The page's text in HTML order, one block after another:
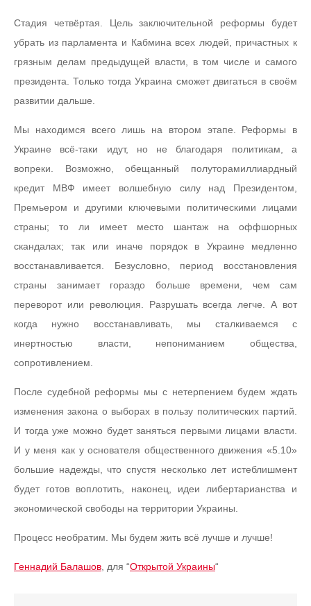
Стадия четвёртая. Цель заключительной реформы будет
убрать из парламента и Кабмина всех людей, причастных к
грязным делам предыдущей власти, в том числе и самого
президента. Только тогда Украина сможет двигаться в своём
развитии дальше.
Мы находимся всего лишь на втором этапе. Реформы в
Украине всё-таки идут, но не благодаря политикам, а
вопреки. Возможно, обещанный полуторамиллиардный
кредит МВФ имеет волшебную силу над Президентом,
Премьером и другими ключевыми политическими лицами
страны; то ли имеет место шантаж на оффшорных
скандалах; так или иначе порядок в Украине медленно
восстанавливается. Безусловно, период восстановления
страны занимает гораздо больше времени, чем сам
переворот или революция. Разрушать всегда легче. А вот
когда нужно восстанавливать, мы сталкиваемся с
инертностью власти, непониманием общества,
сопротивлением.
После судебной реформы мы с нетерпением будем ждать
изменения закона о выборах в пользу политических партий.
И тогда уже можно будет заняться первыми лицами власти.
И у меня как у основателя общественного движения «5.10»
большие надежды, что спустя несколько лет истеблишмент
будет готов воплотить, наконец, идеи либертарианства и
экономической свободы на территории Украины.
Процесс необратим. Мы будем жить всё лучше и лучше!
Геннадий Балашов , для “Открытой Украины“